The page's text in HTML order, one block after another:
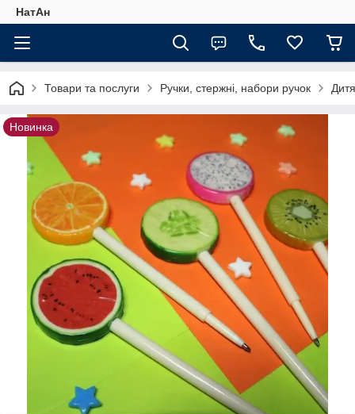
НатАн
Товари та послуги Ручки, стержні, набори ручок
Новинка